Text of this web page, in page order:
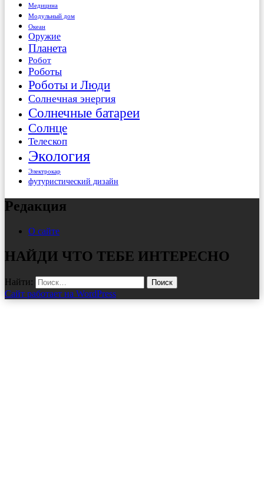
Медицина
Модульный дом
Океан
Оружие
Планета
Робот
Роботы
Роботы и Люди
Солнечная энергия
Солнечные батареи
Солнце
Телескоп
Экология
Электрокар
футуристический дизайн
Редакция
О сайте
НАЙДИ ЧТО ТЕБЕ ИНТЕРЕСНО
Найти:
Сайт работает на WordPress